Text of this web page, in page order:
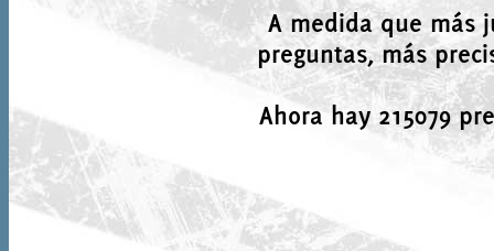
A medida que más
preguntas, más
Ahora hay 215079